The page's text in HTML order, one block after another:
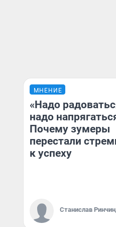
МНЕНИЕ
«Надо
надо
Почему зумеры
перестали
к успеху
Станислав